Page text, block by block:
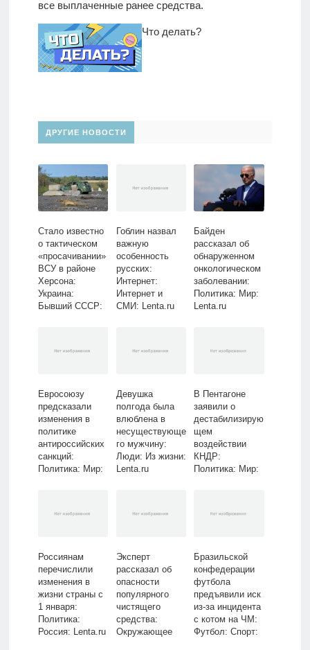
все выплаченные ранее средства.
Что делать?
ДРУГИЕ НОВОСТИ
Стало известно
о тактическом
«просачивании»
ВСУ в районе
Херсона:
Украина:
Бывший СССР:
Гоблин назвал
важную
особенность
русских:
Интернет:
Интернет и
СМИ: Lenta.ru
Байден
рассказал об
обнаруженном
онкологическом
заболевании:
Политика: Мир:
Lenta.ru
Евросоюзу
предсказали
изменения в
политике
антироссийских
санкций:
Политика: Мир:
Девушка
полгода была
влюблена в
несуществующе
го мужчину:
Люди: Из жизни:
Lenta.ru
В Пентагоне
заявили о
дестабилизирую
щем
воздействии
КНДР:
Политика: Мир:
Россиянам
перечислили
изменения в
жизни страны с
1 января:
Политика:
Россия: Lenta.ru
Эксперт
рассказал об
опасности
популярного
чистящего
средства:
Окружающее
Бразильской
конфедерации
футбола
предъявили иск
из-за инцидента
с котом на ЧМ:
Футбол: Спорт: